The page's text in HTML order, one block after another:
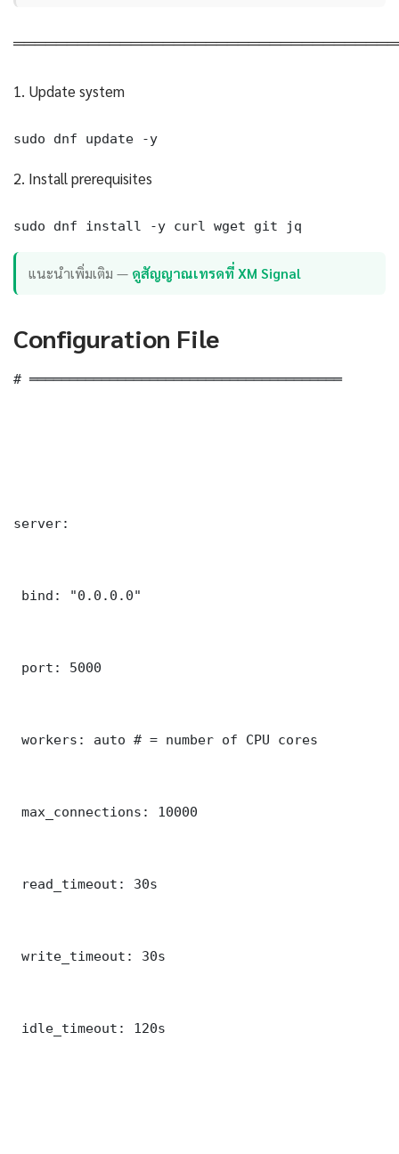
1. Update system
sudo dnf update -y
2. Install prerequisites
sudo dnf install -y curl wget git jq
แนะนำเพิ่มเติม — ดูสัญญาณเทรดที่ XM Signal
Configuration File
# ═══════════════════════════════════════
server:
bind: "0.0.0.0"
port: 5000
workers: auto # = number of CPU cores
max_connections: 10000
read_timeout: 30s
write_timeout: 30s
idle_timeout: 120s